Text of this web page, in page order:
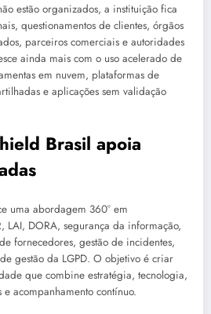
estão organizados, a instituição fica
questionamentos de clientes, órgãos
parceiros comerciais e autoridades
ainda mais com o uso acelerado de
em nuvem, plataformas de
e aplicações sem validação
Brasil apoia
uma abordagem 360° em
LAI, DORA, segurança da informação,
fornecedores, gestão de incidentes,
gestão da LGPD. O objetivo é criar
que combine estratégia, tecnologia,
acompanhamento contínuo.